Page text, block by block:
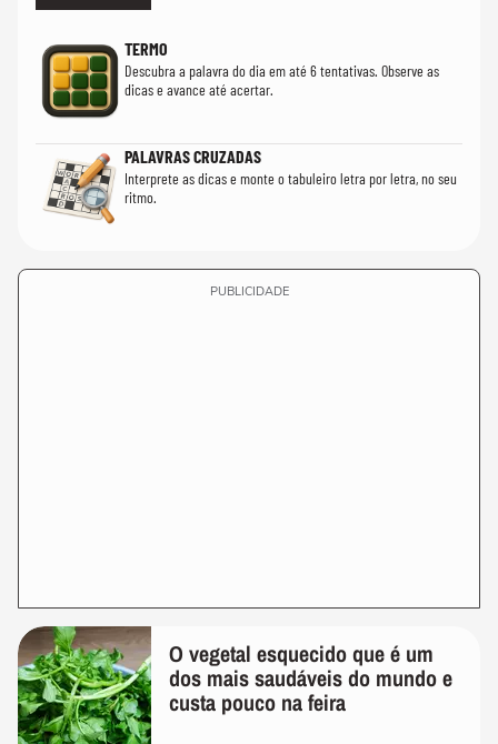
TERMO
Descubra a palavra do dia em até 6 tentativas. Observe as
dicas e avance até acertar.
PALAVRAS CRUZADAS
Interprete as dicas e monte o tabuleiro letra por letra, no seu
ritmo.
PUBLICIDADE
O vegetal esquecido que é um
dos mais saudáveis do mundo e
custa pouco na feira